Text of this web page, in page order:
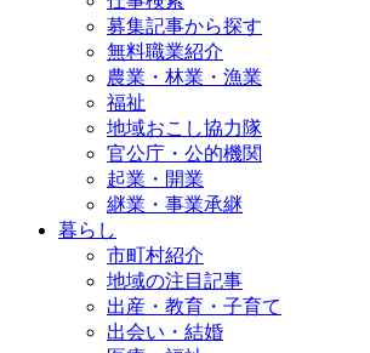
募集記事から探す
無料職業紹介
農業・林業・漁業
福祉
地域おこし協力隊
官公庁・公的機関
起業・開業
継業・事業承継
暮らし
市町村紹介
地域の注目記事
出産・教育・子育て
出会い・結婚